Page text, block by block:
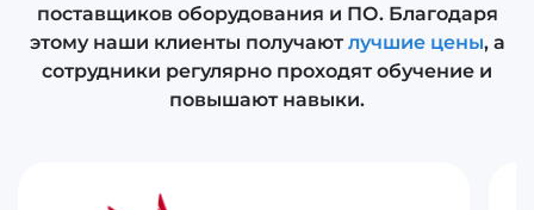
поставщиков оборудования и ПО. Благодаря
этому наши клиенты получаютлучшие цены, а
сотрудники регулярно проходят обучение и
повышают навыки.